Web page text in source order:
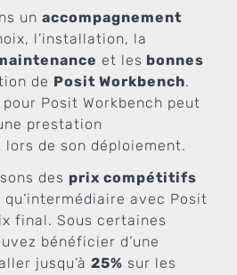
un accompagnement
l’installation, la
et les bonnes
de Posit Workbench.
pour Posit Workbench peut
prestation
lors de son déploiement.
des prix compétitifs
avec Posit
final. Sous certaines
bénéficier d’une
jusqu’à 25% sur les